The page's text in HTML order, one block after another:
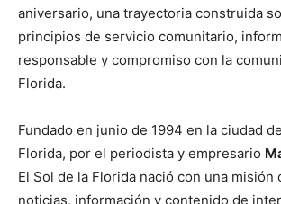
aniversario, una trayectoria construida
principios de servicio comunitario,
responsable y compromiso con la
Florida.
Fundado en junio de 1994 en la ciudad
Florida, por el periodista y empresario
El Sol de la Florida nació con una misión
noticias, información y contenido de